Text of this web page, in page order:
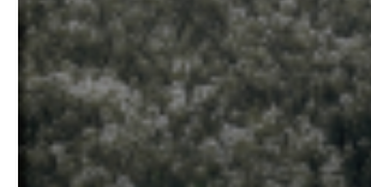
Amerikaans krentenboompje
Amelanchier lamarckii